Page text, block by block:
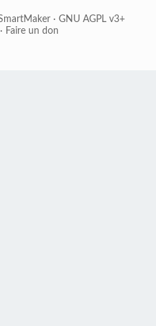
· GNU AGPL v3+
· Faire un don